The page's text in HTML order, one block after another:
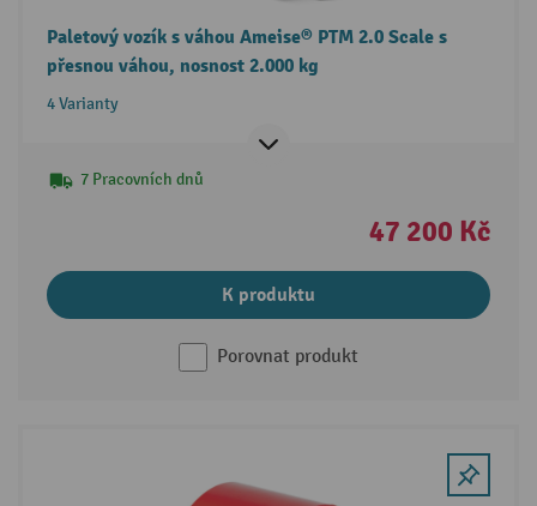
Paletový vozík s váhou Ameise® PTM 2.0 Scale s
přesnou váhou, nosnost 2.000 kg
4 Varianty
7 Pracovních dnů
47 200 Kč
K produktu
Porovnat produkt